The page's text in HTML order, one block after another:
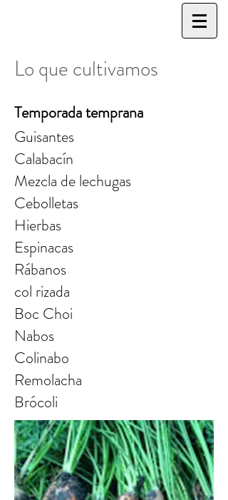
Lo que cultivamos
Temporada temprana
Guisantes
Calabacín
Mezcla de lechugas
Cebolletas
Hierbas
Espinacas
Rábanos
col rizada
Boc Choi
Nabos
Colinabo
Remolacha
Brócoli